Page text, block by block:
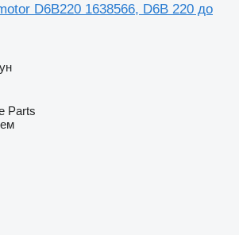
D6B220 1638566, D6B 220 до
Parts